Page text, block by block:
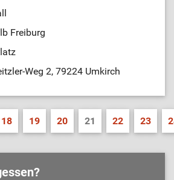
Freiburg
Weg 2, 79224 Umkirch
18 19 20 21 22 23